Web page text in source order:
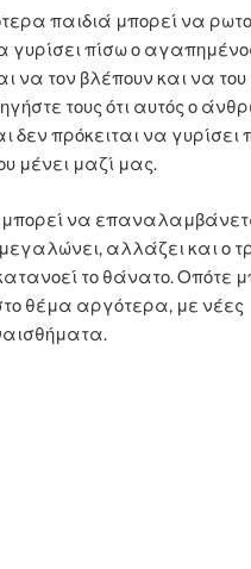
παιδιά μπορεί να
γυρίσει πίσω ο
να τον βλέπουν και να του
τους ότι αυτός ο
δεν πρόκειται να γυρίσει
μένει μαζί μας.
μπορεί να
αλλάζει και ο
το θάνατο. Οπότε
θέμα αργότερα, με νέες